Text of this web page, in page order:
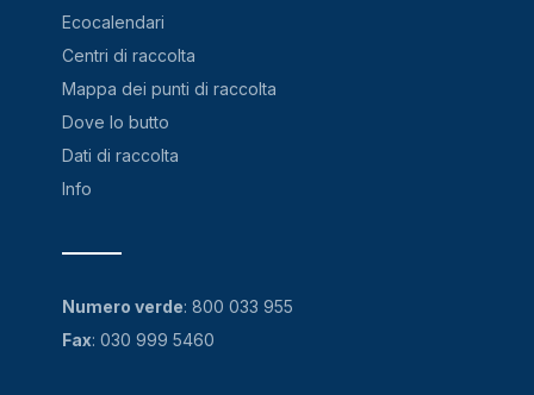
Ecocalendari
Centri di raccolta
Mappa dei punti di raccolta
Dove lo butto
Dati di raccolta
Info
Numero verde: 800 033 955
Fax: 030 999 5460